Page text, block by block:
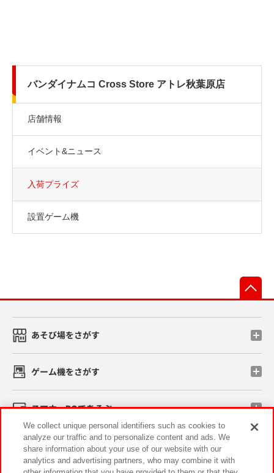
バンダイナムコ Cross Store アトレ秋葉原店
店舗情報
イベント&ニュース
入荷プライズ
設置ゲーム機
あそび場をさがす
ゲーム機をさがす
スマホ・PCであそぶ
イベント・キャンペーン
We collect unique personal identifiers such as cookies to
analyze our traffic and to personalize content and ads. We
share information about your use of our website with our
analytics and advertising partners, who may combine it with